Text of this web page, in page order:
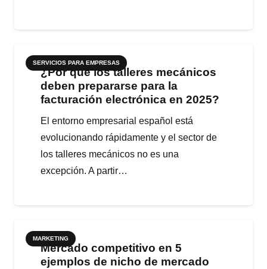
SERVICIOS PARA EMPRESAS
¿Por qué los talleres mecánicos
deben prepararse para la
facturación electrónica en 2025?
El entorno empresarial español está
evolucionando rápidamente y el sector de
los talleres mecánicos no es una
excepción. A partir…
MARKETING
Mercado competitivo en 5
ejemplos de nicho de mercado